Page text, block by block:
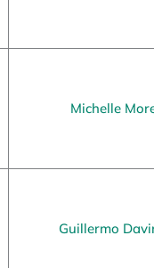
Michelle
Guillermo